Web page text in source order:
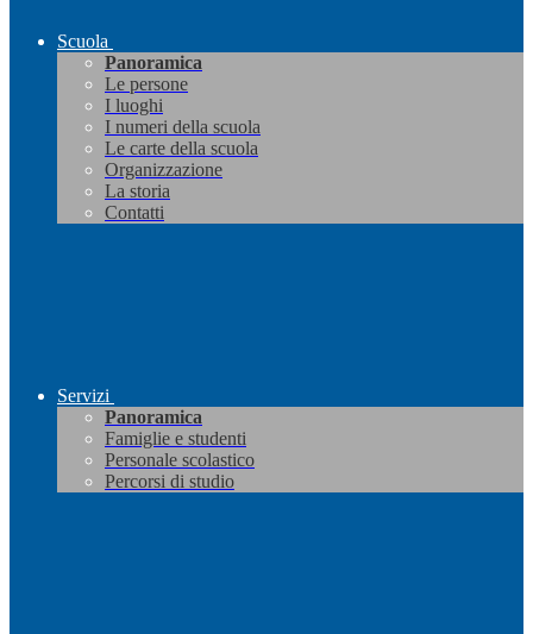
Scuola
Panoramica
Le persone
I luoghi
I numeri della scuola
Le carte della scuola
Organizzazione
La storia
Contatti
Servizi
Panoramica
Famiglie e studenti
Personale scolastico
Percorsi di studio